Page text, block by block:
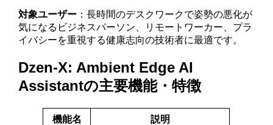
対象ユーザー ：長時間のデスクワークで姿勢の悪化が
気になるビジネスパーソン、リモートワーカー、プラ
イバシーを重視する健康志向の技術者に最適です。
Dzen-X: Ambient Edge AI
Assistantの主要機能・特徴
機能名 説明